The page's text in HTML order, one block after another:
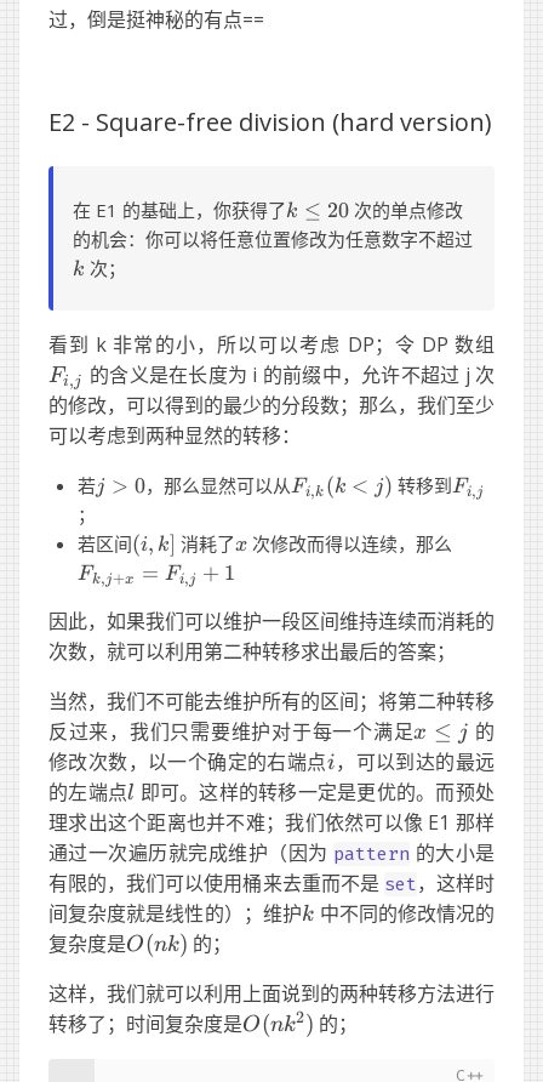
过，倒是挺神秘的有点==
E2 - Square-free division (hard version)
在 E1 的基础上，你获得了k
\leq
k ≤ 20次的单点修改
的机会：你可以将任意位置修改为任意数字不超过
k 次；
看到 k 非常的小，所以可以考虑 DP；令 DP 数组
Fi,j
的含义是在长度为 i 的前缀中，允许不超过 j 次
的修改，可以得到的最少的分段数；那么，我们至少
可以考虑到两种显然的转移：
若j
0
j > 0，那么显然可以从F_{i,k}
Fi,k (k < j) 转移到F_{i,
Fi,j
；
若区间(i,
k]
(i, k] 消耗了x
x次修改而得以连续，那么
F_{i,
Fk,j+x = Fi,j + 1
因此，如果我们可以维护一段区间维持连续而消耗的
次数，就可以利用第二种转移求出最后的答案；
当然，我们不可能去维护所有的区间；将第二种转移
反过来，我们只需要维护对于每一个满足x
\leq
j
x ≤ j 的
修改次数，以一个确定的右端点i
i，可以到达的最远
的左端点l
l 即可。这样的转移一定是更优的。而预处
理求出这个距离也并不难；我们依然可以像 E1 那样
通过一次遍历就完成维护（因为 pattern 的大小是
有限的，我们可以使用桶来去重而不是 set，这样时
间复杂度就是线性的）；维护k
k 中不同的修改情况的
复杂度是O(nk)
O(nk) 的；
这样，我们就可以利用上面说到的两种转移方法进行
转移了；时间复杂度是O(nk^2)
O(nk2) 的；